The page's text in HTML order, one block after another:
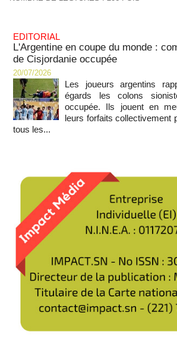
EDITORIAL
L'Argentine en coupe du monde :
de Cisjordanie occupée
20/07/2026
Les joueurs argentins
égards les colons
occupée. Ils jouent en
leurs forfaits collectivement
tous les...